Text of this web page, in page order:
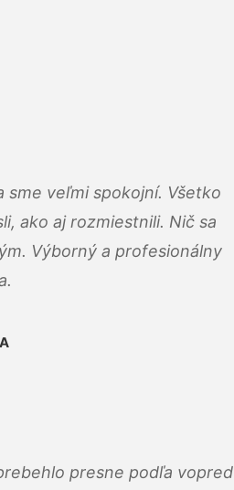
sme veľmi spokojní. Všetko
ako aj rozmiestnili. Nič sa
Výborný a profesionálny
presne podľa vopred